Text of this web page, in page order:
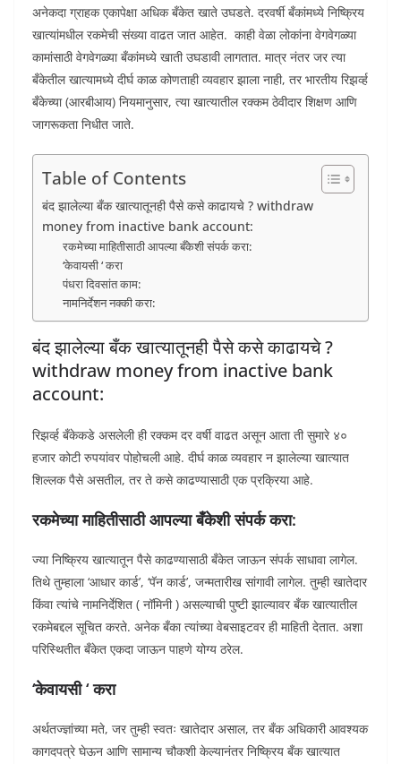
अनेकदा ग्राहक एकापेक्षा अधिक बँकेत खाते उघडते. दरवर्षी बँकांमध्ये निष्क्रिय
खात्यांमधील रकमेची संख्या वाढत जात आहेत. काही वेळा लोकांना वेगवेगळ्या
कामांसाठी वेगवेगळ्या बँकांमध्ये खाती उघडावी लागतात. मात्र नंतर जर त्या
बँकेतील खात्यामध्ये दीर्घ काळ कोणताही व्यवहार झाला नाही, तर भारतीय रिझर्व्ह
बँकेच्या (आरबीआय) नियमानुसार, त्या खात्यातील रक्कम ठेवीदार शिक्षण आणि
जागरूकता निधीत जाते.
Table of Contents
बंद झालेल्या बँक खात्यातूनही पैसे कसे काढायचे ? withdraw
money from inactive bank account:
रकमेच्या माहितीसाठी आपल्या बँकेशी संपर्क करा:
‘केवायसी ‘ करा
पंधरा दिवसांत काम:
नामनिर्देशन नक्की करा:
बंद झालेल्या बँक खात्यातूनही पैसे कसे काढायचे ?
withdraw money from inactive bank
account:
रिझर्व्ह बँकेकडे असलेली ही रक्कम दर वर्षी वाढत असून आता ती सुमारे ४०
हजार कोटी रुपयांवर पोहोचली आहे. दीर्घ काळ व्यवहार न झालेल्या खात्यात
शिल्लक पैसे असतील, तर ते कसे काढण्यासाठी एक प्रक्रिया आहे.
रकमेच्या माहितीसाठी आपल्या बँकेशी संपर्क करा:
ज्या निष्क्रिय खात्यातून पैसे काढण्यासाठी बँकेत जाऊन संपर्क साधावा लागेल.
तिथे तुम्हाला ‘आधार कार्ड’, ‘पॅन कार्ड’, जन्मतारीख सांगावी लागेल. तुम्ही खातेदार
किंवा त्यांचे नामनिर्देशित ( नॉमिनी ) असल्याची पुष्टी झाल्यावर बँक खात्यातील
रकमेबद्दल सूचित करते. अनेक बँका त्यांच्या वेबसाइटवर ही माहिती देतात. अशा
परिस्थितीत बँकेत एकदा जाऊन पाहणे योग्य ठरेल.
‘केवायसी ‘ करा
अर्थतज्ज्ञांच्या मते, जर तुम्ही स्वतः खातेदार असाल, तर बँक अधिकारी आवश्यक
कागदपत्रे घेऊन आणि सामान्य चौकशी केल्यानंतर निष्क्रिय बँक खात्यात